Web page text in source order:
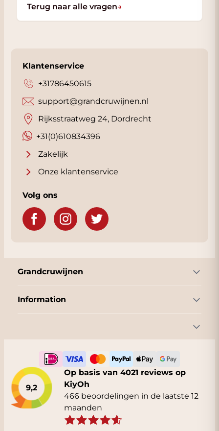
Terug naar alle vragen→
Klantenservice
+31786450615
+31(0)610834396
support@grandcruwijnen.nl
Rijksstraatweg 24, Dordrecht
Zakelijk
Onze klantenservice
Volg ons
Grandcruwijnen
Information
9,2
Op basis van 4021 reviews op
KiyOh
466 beoordelingen in de laatste 12
maanden